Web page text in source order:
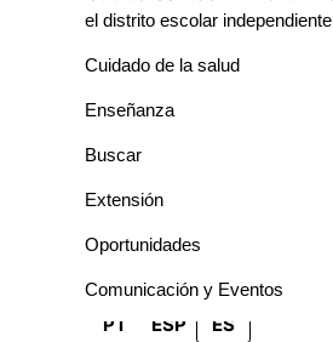
el distrito escolar independiente
Cuidado de la salud
Enseñanza
Buscar
Extensión
Oportunidades
Comunicación y Eventos
PT ESP ES